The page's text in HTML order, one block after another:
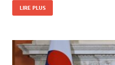
LIRE PLUS